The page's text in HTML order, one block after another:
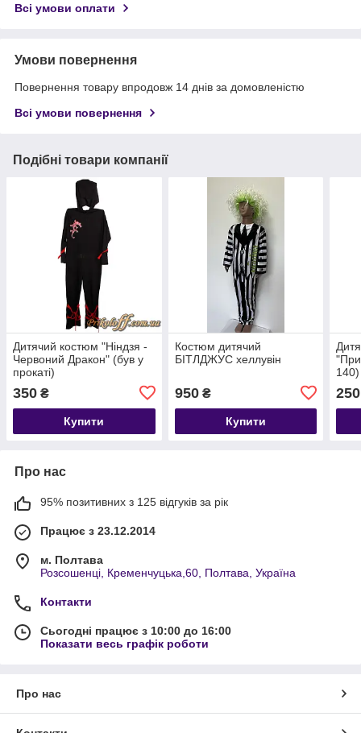
Всі умови оплати
Умови повернення
Повернення товару впродовж 14 днів за домовленістю
Всі умови повернення
Подібні товари компанії
Дитячий костюм "Ніндзя -
Червоний Дракон" (був у
прокаті)
350 ₴
Купити
Костюм дитячий
БІТЛДЖУС хеллувін
950₴
Купити
140)
250
Про нас
95% позитивних з 125 відгуків за рік
Працює з 23.12.2014
м. Полтава
Розсошенці, Кременчуцька,60, Полтава, Україна
Контакти
Сьогодні працює з 10:00 до 16:00
Показати весь графік роботи
Про нас